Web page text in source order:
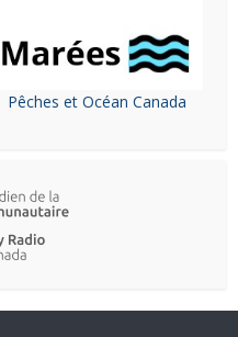
Pêches et Océan Canada